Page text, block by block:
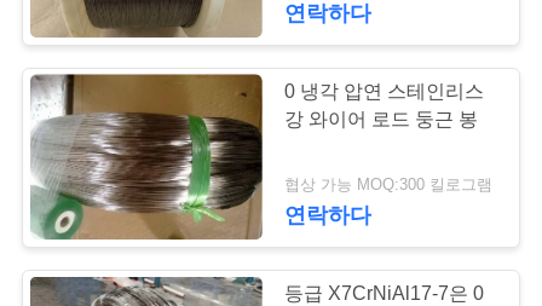
주
세
요
인
용
스테인리스 장과 코
일
372
연락하다
0 냉각 압연 스테인리스
강 와이어 로드 둥근 봉
협상 가능 MOQ:300 킬로그램
연락하다
등급 X7CrNiAl17-7은 0